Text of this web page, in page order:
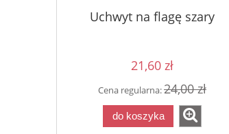
Uchwyt na flagę szary
21,60 zł
Cena regularna:24,00 zł
do koszyka